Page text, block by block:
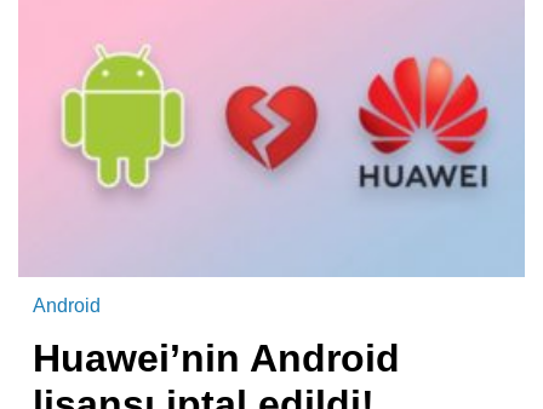
Android
Huawei’nin Android